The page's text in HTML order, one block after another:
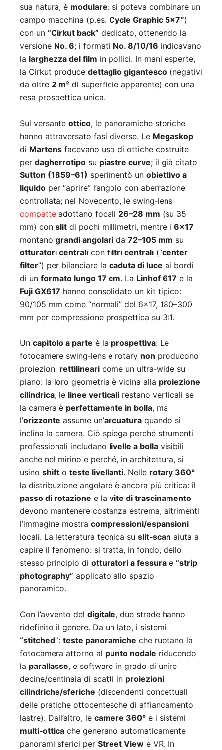
sua natura, è modulare: si poteva combinare un
campo macchina (p.es. Cycle Graphic 5×7″)
con un “Cirkut back” dedicato, ottenendo la
versione No. 6; i formati No. 8/10/16 indicavano
la larghezza del film in pollici. In mani esperte,
la Cirkut produce dettaglio gigantesco (negativi
da oltre 2 m² di superficie apparente) con una
resa prospettica unica.
Sul versante ottico, le panoramiche storiche
hanno attraversato fasi diverse. Le Megaskop
di Martens facevano uso di ottiche costruite
per dagherrotipo su piastre curve; il già citato
Sutton (1859–61) sperimentò un obiettivo a
liquido per “aprire” l’angolo con aberrazione
controllata; nel Novecento, le swing‑lens
compatte adottano focali 26–28 mm (su 35
mm) con slit di pochi millimetri, mentre i 6×17
montano grandi angolari da 72–105 mm su
otturatori centrali con filtri centrali (“center
filter”) per bilanciare la caduta di luce ai bordi
di un formato lungo 17 cm. La Linhof 617 e la
Fuji GX617 hanno consolidato un kit tipico:
90/105 mm come “normali” del 6×17, 180–300
mm per compressione prospettica su 3:1.
Un capitolo a parte è la prospettiva. Le
fotocamere swing‑lens e rotary non producono
proiezioni rettilineari come un ultra‑wide su
piano: la loro geometria è vicina alla proiezione
cilindrica; le linee verticali restano verticali se
la camera è perfettamente in bolla, ma
l’orizzonte assume un’arcuatura quando si
inclina la camera. Ciò spiega perché strumenti
professionali includano livelle a bolla visibili
anche nel mirino e perché, in architettura, si
usino shift o teste livellanti. Nelle rotary 360°
la distribuzione angolare è ancora più critica: il
passo di rotazione e la vite di trascinamento
devono mantenere costanza estrema, altrimenti
l’immagine mostra compressioni/espansioni
locali. La letteratura tecnica su slit‑scan aiuta a
capire il fenomeno: si tratta, in fondo, dello
stesso principio di otturatori a fessura e “strip
photography” applicato allo spazio
panoramico.
Con l’avvento del digitale, due strade hanno
ridefinito il genere. Da un lato, i sistemi
“stitched”: teste panoramiche che ruotano la
fotocamera attorno al punto nodale riducendo
la parallasse, e software in grado di unire
decine/centinaia di scatti in proiezioni
cilindriche/sferiche (discendenti concettuali
delle pratiche ottocentesche di affiancamento
lastre). Dall’altro, le camere 360° e i sistemi
multi‑ottica che generano automaticamente
panorami sferici per Street View e VR. In